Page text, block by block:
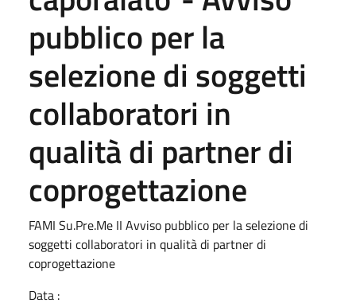
pubblico per la
selezione di soggetti
collaboratori in
qualità di partner di
coprogettazione
FAMI Su.Pre.Me II Avviso pubblico per la selezione di
soggetti collaboratori in qualità di partner di
coprogettazione
Data :